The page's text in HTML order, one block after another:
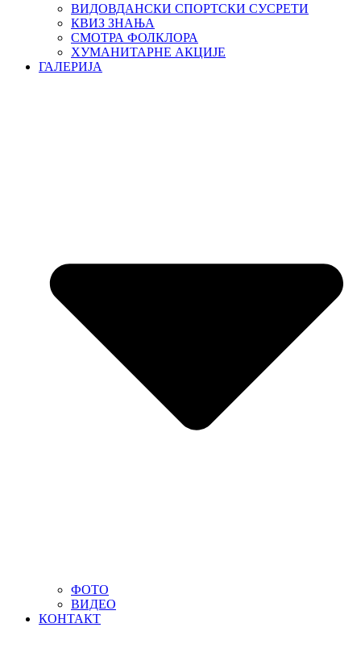
ВИДОВДАНСКИ СПОРТСКИ СУСРЕТИ
КВИЗ ЗНАЊА
СМОТРА ФОЛКЛОРА
ХУМАНИТАРНЕ АКЦИЈЕ
ГАЛЕРИЈА
ФОТО
ВИДЕО
КОНТАКТ